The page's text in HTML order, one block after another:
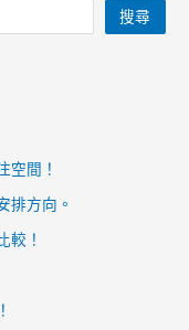
搜尋
空間！
排方向。
較！